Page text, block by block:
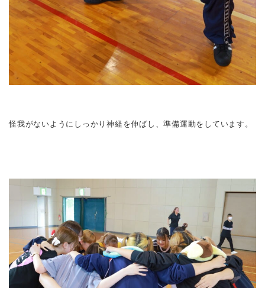
怪我がないようにしっかり神経を伸ばし、準備運動をしています。